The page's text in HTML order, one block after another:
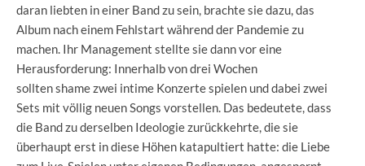
daran liebten in einer Band zu sein, brachte sie dazu, das
Album nach einem Fehlstart während der Pandemie zu
machen. Ihr Management stellte sie dann vor eine
Herausforderung: Innerhalb von drei Wochen
sollten shame zwei intime Konzerte spielen und dabei zwei
Sets mit völlig neuen Songs vorstellen. Das bedeutete, dass
die Band zu derselben Ideologie zurückkehrte, die sie
überhaupt erst in diese Höhen katapultiert hatte: die Liebe